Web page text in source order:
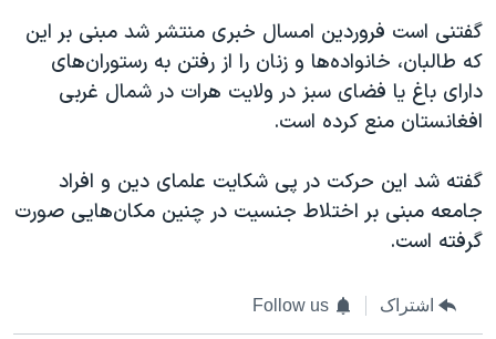
گفتنی است فروردین امسال خبری منتشر شد مبنی بر این
که طالبان، خانواده‌ها و زنان را از رفتن به رستوران‌های
دارای باغ یا فضای سبز در ولایت هرات در شمال غربی
افغانستان منع کرده است.
گفته شد این حرکت در پی شکایت علمای دین و افراد
جامعه مبنی بر اختلاط جنسیت در چنین مکان‌هایی صورت
گرفته است.
اشتراک Follow us